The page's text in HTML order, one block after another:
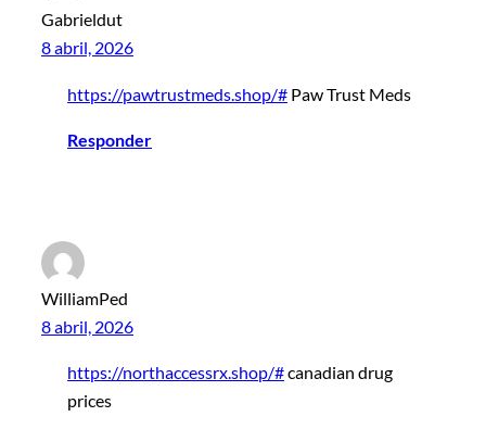
Gabrieldut
8 abril, 2026
https://pawtrustmeds.shop/# Paw Trust Meds
Responder
WilliamPed
8 abril, 2026
https://northaccessrx.shop/#canadian drug
prices